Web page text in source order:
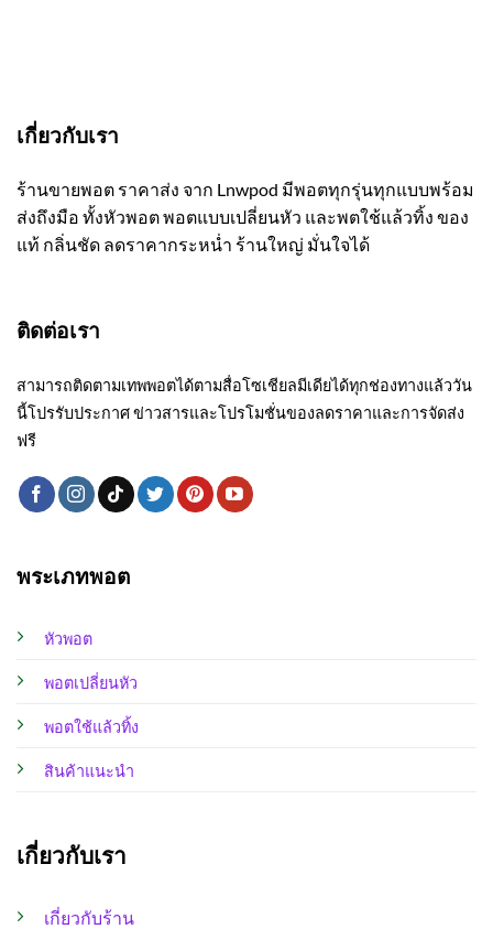
เกี่ยวกับเรา
ร้านขายพอต ราคาส่ง จาก Lnwpod มีพอตทุกรุ่นทุกแบบพร้อม
ส่งถึงมือ ทั้งหัวพอต พอตแบบเปลี่ยนหัว และพตใช้แล้วทิ้ง ของ
แท้ กลิ่นชัด ลดราคากระหน่ำ ร้านใหญ่ มั่นใจได้
พระเภทพอต
หัวพอต
พอตเปลี่ยนหัว
พอตใช้แล้วทิ้ง
สินค้าแนะนำ
เกี่ยวกับเรา
เกี่ยวกับร้าน
ติดต่อเรา
สามารถติดตามเทพพอตได้ตามสื่อโซเชียลมีเดียได้ทุกช่องทางแล้ววัน
นี้โปรรับประกาศ ข่าวสารและโปรโมชั่นของลดราคาและการจัดส่ง
ฟรี